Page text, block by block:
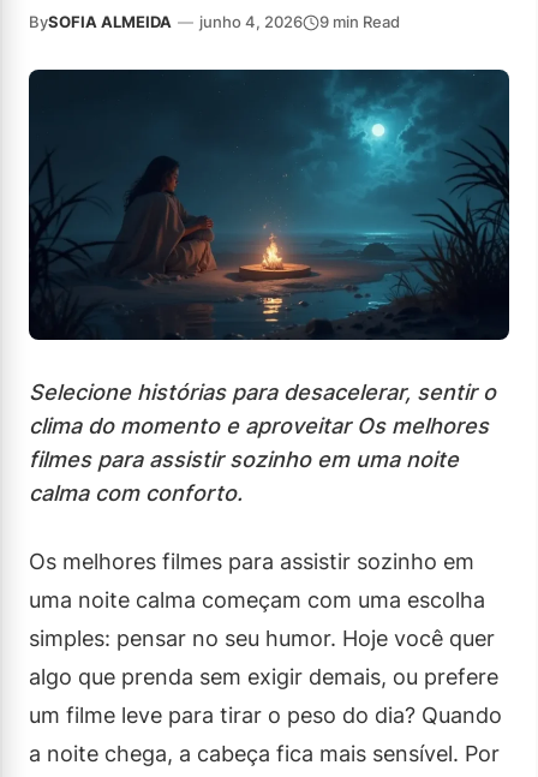
BySOFIA ALMEIDA — junho 4, 2026 9 min Read
Selecione histórias para desacelerar, sentir o
clima do momento e aproveitar Os melhores
filmes para assistir sozinho em uma noite
calma com conforto.
Os melhores filmes para assistir sozinho em
uma noite calma começam com uma escolha
simples: pensar no seu humor. Hoje você quer
algo que prenda sem exigir demais, ou prefere
um filme leve para tirar o peso do dia? Quando
a noite chega, a cabeça fica mais sensível. Por